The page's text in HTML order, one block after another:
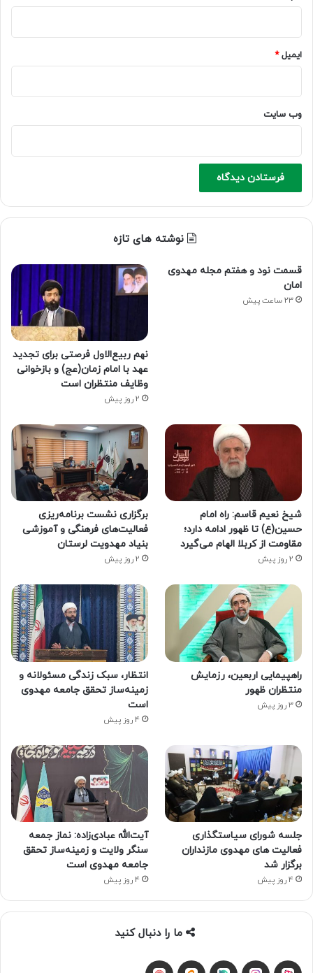
ایمیل*
وب‌ سایت
نوشته های تازه
قسمت نود و هفتم مجله مهدوی
امان
23 ساعت پیش
نهم ربیع‌الاول فرصتی برای تجدید
عهد با امام زمان(عج) و بازخوانی
وظایف منتظران است
2 روز پیش
شیخ نعیم قاسم: راه امام
حسین(ع) تا ظهور ادامه دارد؛
مقاومت از کربلا الهام می‌گیرد
2 روز پیش
برگزاری نشست برنامه‌ریزی
فعالیت‌های فرهنگی و آموزشی
بنیاد مهدویت لرستان
2 روز پیش
راهپیمایی اربعین، رزمایش
منتظران ظهور
3 روز پیش
انتظار، سبک زندگی مسئولانه و
زمینه‌ساز تحقق جامعه مهدوی
است
4 روز پیش
جلسه شورای سیاستگذاری
فعالیت های مهدوی مازنداران
برگزار شد
4 روز پیش
آیت‌الله عبادی‌زاده: نماز جمعه
سنگر ولایت و زمینه‌ساز تحقق
جامعه مهدوی است
4 روز پیش
ما را دنبال کنید